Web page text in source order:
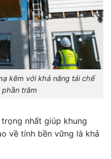
kẽm với khả năng tái chế
trăm
nhất giúp khung
về tính bền vững là khả